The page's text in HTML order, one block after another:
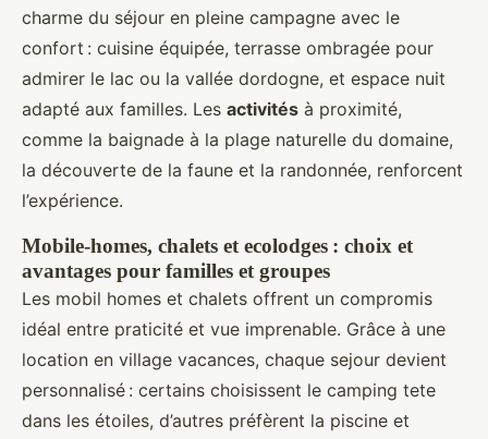
charme du séjour en pleine campagne avec le
confort : cuisine équipée, terrasse ombragée pour
admirer le lac ou la vallée dordogne, et espace nuit
adapté aux familles. Les activités à proximité,
comme la baignade à la plage naturelle du domaine,
la découverte de la faune et la randonnée, renforcent
l’expérience.
Mobile-homes, chalets et ecolodges : choix et
avantages pour familles et groupes
Les mobil homes et chalets offrent un compromis
idéal entre praticité et vue imprenable. Grâce à une
location en village vacances, chaque sejour devient
personnalisé : certains choisissent le camping tete
dans les étoiles, d’autres préfèrent la piscine et